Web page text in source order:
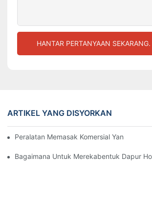
HANTAR PERTANYAAN SEKARANG.
ARTIKEL YANG DISYORKAN
Peralatan Memasak Komersial Yang
Bagaimana Untuk Merekabentuk Dapur